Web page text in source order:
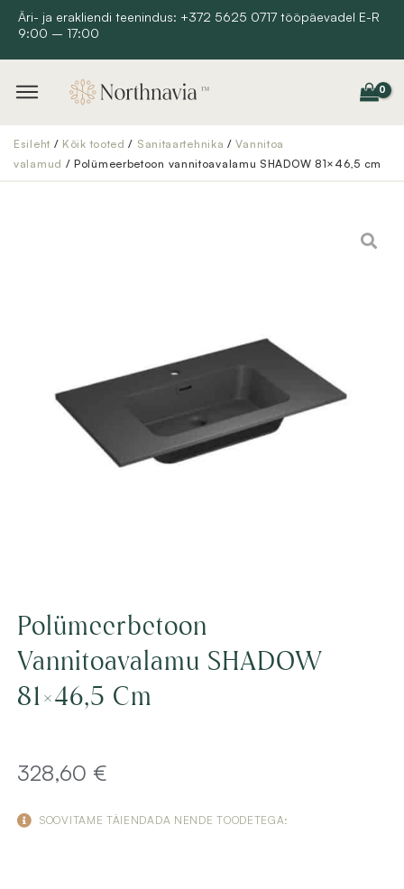
Skip
content
Äri- ja erakliendi teenindus: +372 5625 0717 tööpäevadel E-R
9:00 – 17:00
Esileht / Kõik tooted / Sanitaartehnika /Vannitoa
valamud / Polümeerbetoon vannitoavalamu SHADOW 81×46,5 cm
Polümeerbetoon
Vannitoavalamu SHADOW
81×46,5 Cm
328,60 €
SOOVITAME TÄIENDADA NENDE TOODETEGA: